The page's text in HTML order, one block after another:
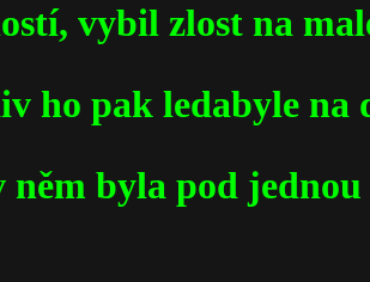
vybil zlost na
ho pak ledabyle na
něm byla pod